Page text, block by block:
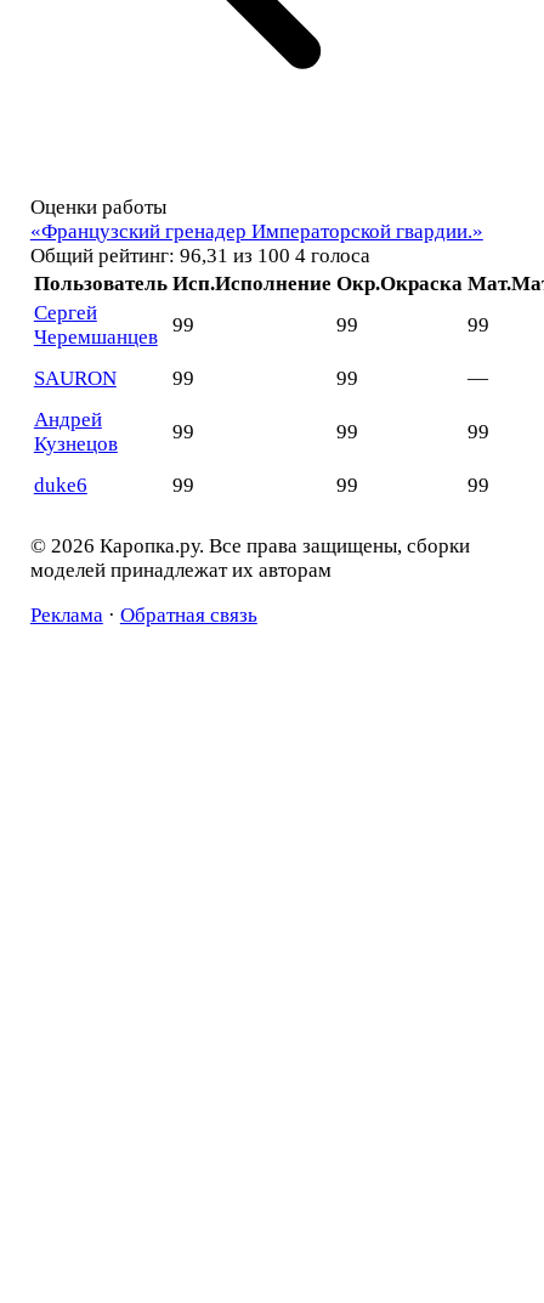
Оценки работы
«Французский гренадер Императорской гвардии.»
Общий рейтинг: 96,31 из 100 4 голоса
Пользователь Исп.Исполнение Окр.Окраска Мат.
Сергей
Черемшанцев
99 99 99
SAURON 99 99
—
Андрей
Кузнецов
99 99 99
duke6 99 99 99
© 2026 Каропка.ру. Все права защищены, сборки
моделей принадлежат их авторам
Реклама· Обратная связь